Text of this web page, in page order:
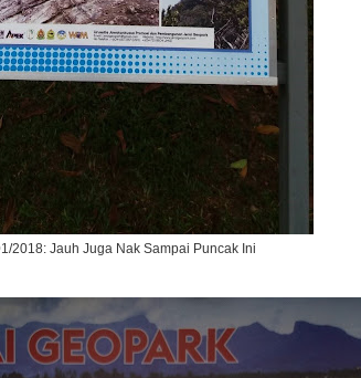
2018: Jauh Juga Nak Sampai Puncak Ini